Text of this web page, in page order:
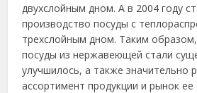
двухслойным дном. А в 2004 году
производство посуды с
трехслойным дном. Таким
посуды из нержавеющей стали
улучшилось, а также значительно
ассортимент продукции и рынок ее